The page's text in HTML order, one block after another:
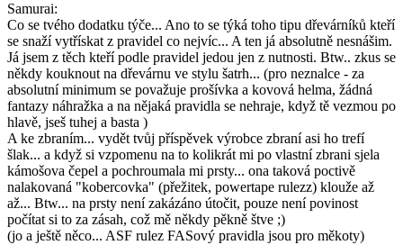
Samurai:
Co se tvého dodatku týče... Ano to se týká toho tipu dřevárníků kteří
se snaží vytřískat z pravidel co nejvíc... A ten já absolutně nesnášim.
Já jsem z těch kteří podle pravidel jedou jen z nutnosti. Btw.. zkus se
někdy kouknout na dřevárnu ve stylu šatrh... (pro neznalce - za
absolutní minimum se považuje prošívka a kovová helma, žádná
fantazy náhražka a na nějaká pravidla se nehraje, když tě vezmou po
hlavě, jseš tuhej a basta )
A ke zbraním... vydět tvůj příspěvek výrobce zbraní asi ho trefí
šlak... a když si vzpomenu na to kolikrát mi po vlastní zbrani sjela
kámošova čepel a pochroumala mi prsty... ona taková poctivě
nalakovaná "kobercovka" (přežitek, powertape rulezz) klouže až
až... Btw... na prsty není zakázáno útočit, pouze není povinost
počítat si to za zásah, což mě někdy pěkně štve ;)
(jo a ještě něco... ASF rulez FASový pravidla jsou pro měkoty)